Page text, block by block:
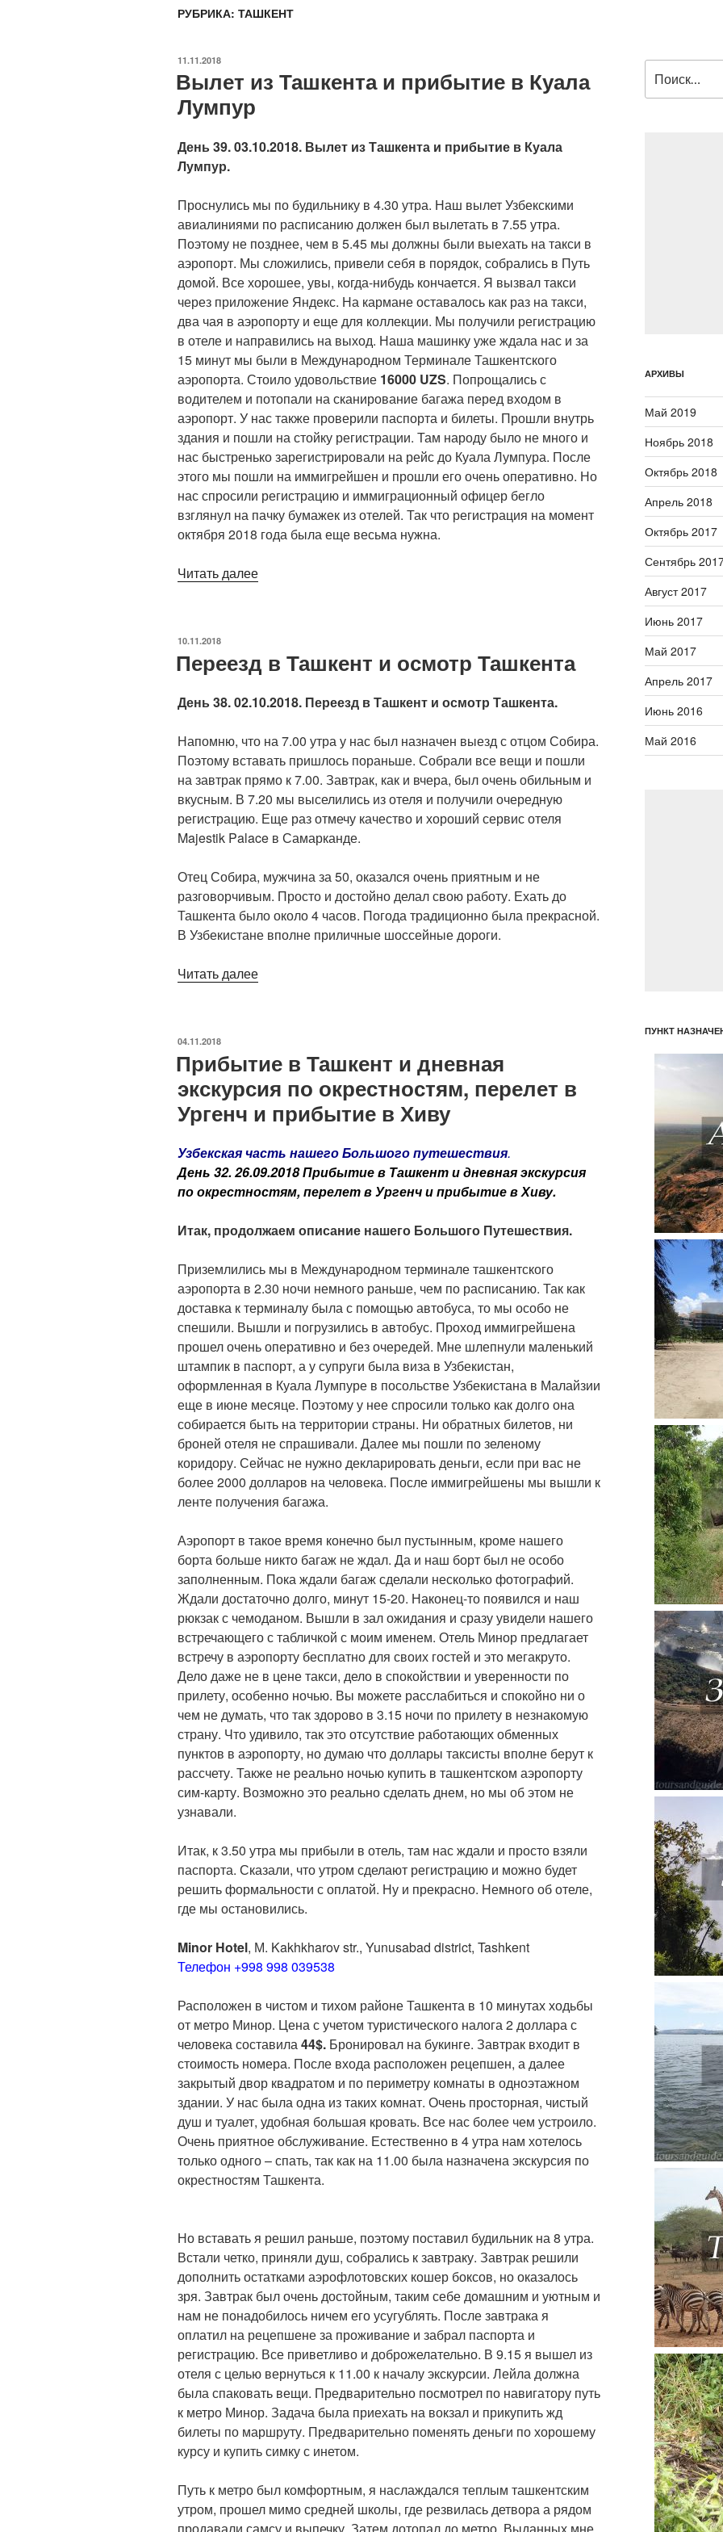
РУБРИКА: ТАШКЕНТ
ОПУБЛИКОВАНО
11.11.2018
Вылет из Ташкента и прибытие в Куала
Лумпур
День 39. 03.10.2018. Вылет из Ташкента и прибытие в Куала
Лумпур.
Проснулись мы по будильнику в 4.30 утра. Наш вылет Узбекскими
авиалиниями по расписанию должен был вылетать в 7.55 утра.
Поэтому не позднее, чем в 5.45 мы должны были выехать на такси в
аэропорт. Мы сложились, привели себя в порядок, собрались в Путь
домой. Все хорошее, увы, когда-нибудь кончается. Я вызвал такси
через приложение Яндекс. На кармане оставалось как раз на такси,
два чая в аэропорту и еще для коллекции. Мы получили регистрацию
в отеле и направились на выход. Наша машинку уже ждала нас и за
15 минут мы были в Международном Терминале Ташкентского
аэропорта. Стоило удовольствие 16000 UZS. Попрощались с
водителем и потопали на сканирование багажа перед входом в
аэропорт. У нас также проверили паспорта и билеты. Прошли внутрь
здания и пошли на стойку регистрации. Там народу было не много и
нас быстренько зарегистрировали на рейс до Куала Лумпура. После
этого мы пошли на иммигрейшен и прошли его очень оперативно. Но
нас спросили регистрацию и иммиграционный офицер бегло
взглянул на пачку бумажек из отелей. Так что регистрация на момент
октября 2018 года была еще весьма нужна.
Читать далее«Вылет
в
Лумпур»
ОПУБЛИКОВАНО
10.11.2018
Переезд в Ташкент и осмотр Ташкента
День 38. 02.10.2018. Переезд в Ташкент и осмотр Ташкента.
Напомню, что на 7.00 утра у нас был назначен выезд с отцом Собира.
Поэтому вставать пришлось пораньше. Собрали все вещи и пошли
на завтрак прямо к 7.00. Завтрак, как и вчера, был очень обильным и
вкусным. В 7.20 мы выселились из отеля и получили очередную
регистрацию. Еще раз отмечу качество и хороший сервис отеля
Majestik Palace в Самарканде.
Отец Собира, мужчина за 50, оказался очень приятным и не
разговорчивым. Просто и достойно делал свою работу. Ехать до
Ташкента было около 4 часов. Погода традиционно была прекрасной.
В Узбекистане вполне приличные шоссейные дороги.
Читать далее«Переезд
Ташкента»
ОПУБЛИКОВАНО
04.11.2018
Прибытие в Ташкент и дневная
экскурсия по окрестностям, перелет в
Ургенч и прибытие в Хиву
Узбекская часть нашего Большого путешествия.
День 32. 26.09.2018 Прибытие в Ташкент и дневная экскурсия
по окрестностям, перелет в Ургенч и прибытие в Хиву.
Итак, продолжаем описание нашего Большого Путешествия.
Приземлились мы в Международном терминале ташкентского
аэропорта в 2.30 ночи немного раньше, чем по расписанию. Так как
доставка к терминалу была с помощью автобуса, то мы особо не
спешили. Вышли и погрузились в автобус. Проход иммигрейшена
прошел очень оперативно и без очередей. Мне шлепнули маленький
штампик в паспорт, а у супруги была виза в Узбекистан,
оформленная в Куала Лумпуре в посольстве Узбекистана в Малайзии
еще в июне месяце. Поэтому у нее спросили только как долго она
собирается быть на территории страны. Ни обратных билетов, ни
броней отеля не спрашивали. Далее мы пошли по зеленому
коридору. Сейчас не нужно декларировать деньги, если при вас не
более 2000 долларов на человека. После иммигрейшены мы вышли к
ленте получения багажа.
Аэропорт в такое время конечно был пустынным, кроме нашего
борта больше никто багаж не ждал. Да и наш борт был не особо
заполненным. Пока ждали багаж сделали несколько фотографий.
Ждали достаточно долго, минут 15-20. Наконец-то появился и наш
рюкзак с чемоданом. Вышли в зал ожидания и сразу увидели нашего
встречающего с табличкой с моим именем. Отель Минор предлагает
встречу в аэропорту бесплатно для своих гостей и это мегакруто.
Дело даже не в цене такси, дело в спокойствии и уверенности по
прилету, особенно ночью. Вы можете расслабиться и спокойно ни о
чем не думать, что так здорово в 3.15 ночи по прилету в незнакомую
страну. Что удивило, так это отсутствие работающих обменных
пунктов в аэропорту, но думаю что доллары таксисты вполне берут к
рассчету. Также не реально ночью купить в ташкентском аэропорту
сим-карту. Возможно это реально сделать днем, но мы об этом не
узнавали.
Итак, к 3.50 утра мы прибыли в отель, там нас ждали и просто взяли
паспорта. Сказали, что утром сделают регистрацию и можно будет
решить формальности с оплатой. Ну и прекрасно. Немного об отеле,
где мы остановились.
Minor Hotel, М. Kakhkharov str., Yunusabad district, Tashkent
Телефон +998 998 039538
Расположен в чистом и тихом районе Ташкента в 10 минутах ходьбы
от метро Минор. Цена с учетом туристического налога 2 доллара с
человека составила44$. Бронировал на букинге. Завтрак входит в
стоимость номера. После входа расположен рецепшен, а далее
закрытый двор квадратом и по периметру комнаты в одноэтажном
здании. У нас была одна из таких комнат. Очень просторная, чистый
душ и туалет, удобная большая кровать. Все нас более чем устроило.
Очень приятное обслуживание. Естественно в 4 утра нам хотелось
только одного – спать, так как на 11.00 была назначена экскурсия по
окрестностям Ташкента.
Но вставать я решил раньше, поэтому поставил будильник на 8 утра.
Встали четко, приняли душ, собрались к завтраку. Завтрак решили
дополнить остатками аэрофлотовских кошер боксов, но оказалось
зря. Завтрак был очень достойным, таким себе домашним и уютным и
нам не понадобилось ничем его усугублять. После завтрака я
оплатил на рецепшене за проживание и забрал паспорта и
регистрацию. Все приветливо и доброжелательно. В 9.15 я вышел из
отеля с целью вернуться к 11.00 к началу экскурсии. Лейла должна
была спаковать вещи. Предварительно посмотрел по навигатору путь
к метро Минор. Задача была приехать на вокзал и прикупить жд
билеты по маршруту. Предварительно поменять деньги по хорошему
курсу и купить симку с инетом.
Путь к метро был комфортным, я наслаждался теплым ташкентским
утром, прошел мимо средней школы, где резвилась детвора а рядом
АРХИВЫ
Май 2019
Ноябрь 2018
Октябрь 2018
Апрель 2018
Октябрь 2017
Сентябрь
Август 2017
Июнь 2017
Май 2017
Апрель 2017
Июнь 2016
Май 2016
ПУНКТ